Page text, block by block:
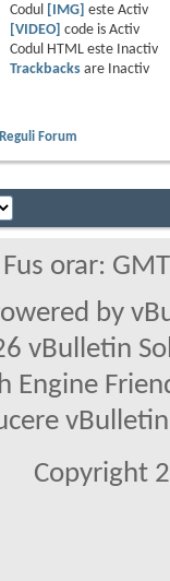
Codul
[IMG] este Activ
[VIDEO]
code is Activ
Codul HTML este
Inactiv
Trackbacksare
Inactiv
Reguli Forum
Fus orar:
by
vBulletin
Engine
Copyright